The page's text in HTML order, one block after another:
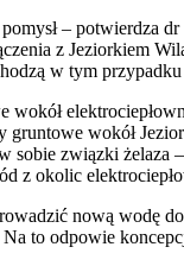
– potwierdza
z Jeziorkiem
w tym
wokół
sobie związki żelaza
z okolic
nową wodę
to odpowie